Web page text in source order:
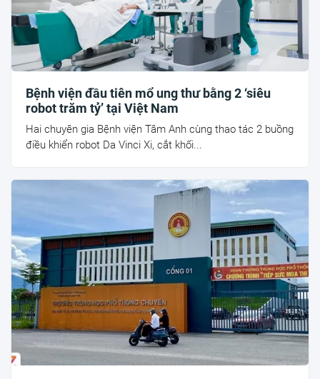
Bệnh viện đầu tiên mổ ung thư bằng 2 ‘siêu
robot trăm tỷ’ tại Việt Nam
Hai chuyên gia Bệnh viện Tâm Anh cùng thao tác 2 buồng
điều khiển robot Da Vinci Xi, cắt khối...